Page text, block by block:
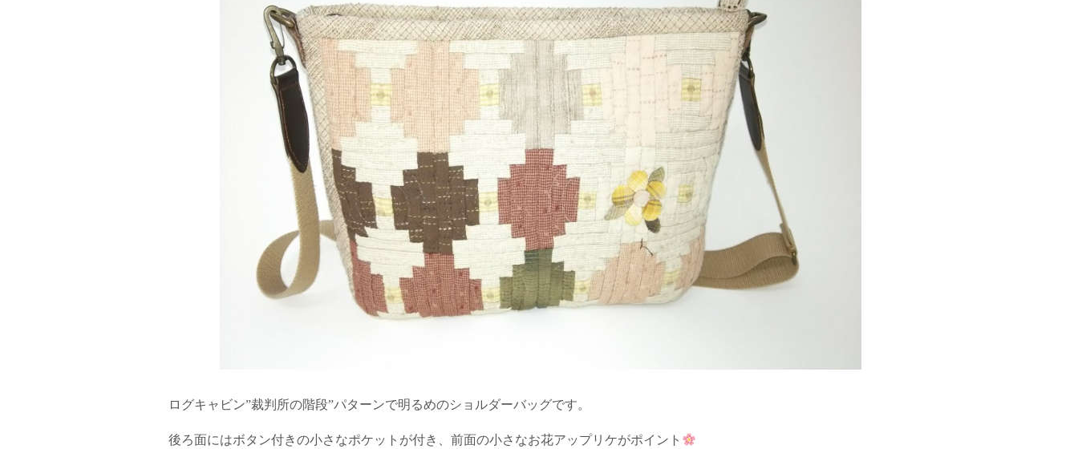
ログキャビン”裁判所の階段”パターンで明るめのショルダーバッグです。
後ろ面にはボタン付きの小さなポケットが付き、前面の小さなお花アップリケがポイント